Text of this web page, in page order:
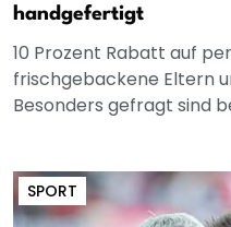
handgefertigt
10 Prozent Rabatt auf
frischgebackene Eltern
Besonders gefragt sind
SPORT